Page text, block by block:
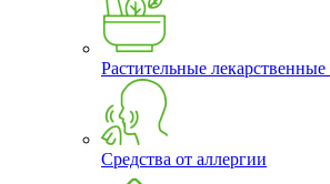
Растительные
Средства от аллергии